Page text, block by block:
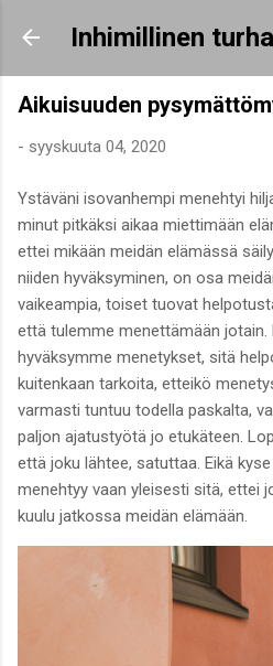
Siirry
Inhimillinen
Aikuisuuden
- syyskuuta 04, 2020
Ystäväni isovanhempi menehtyi
minut pitkäksi aikaa miettimään
ettei mikään meidän elämässä
niiden hyväksyminen, on osa
vaikeampia, toiset tuovat
että tulemme menettämään jotain.
hyväksymme menetykset, sitä
kuitenkaan tarkoita, etteikö
varmasti tuntuu todella paskalta,
paljon ajatustyötä jo etukäteen.
että joku lähtee, satuttaa. Eikä
menehtyy vaan yleisesti sitä, ettei
kuulu jatkossa meidän elämään.